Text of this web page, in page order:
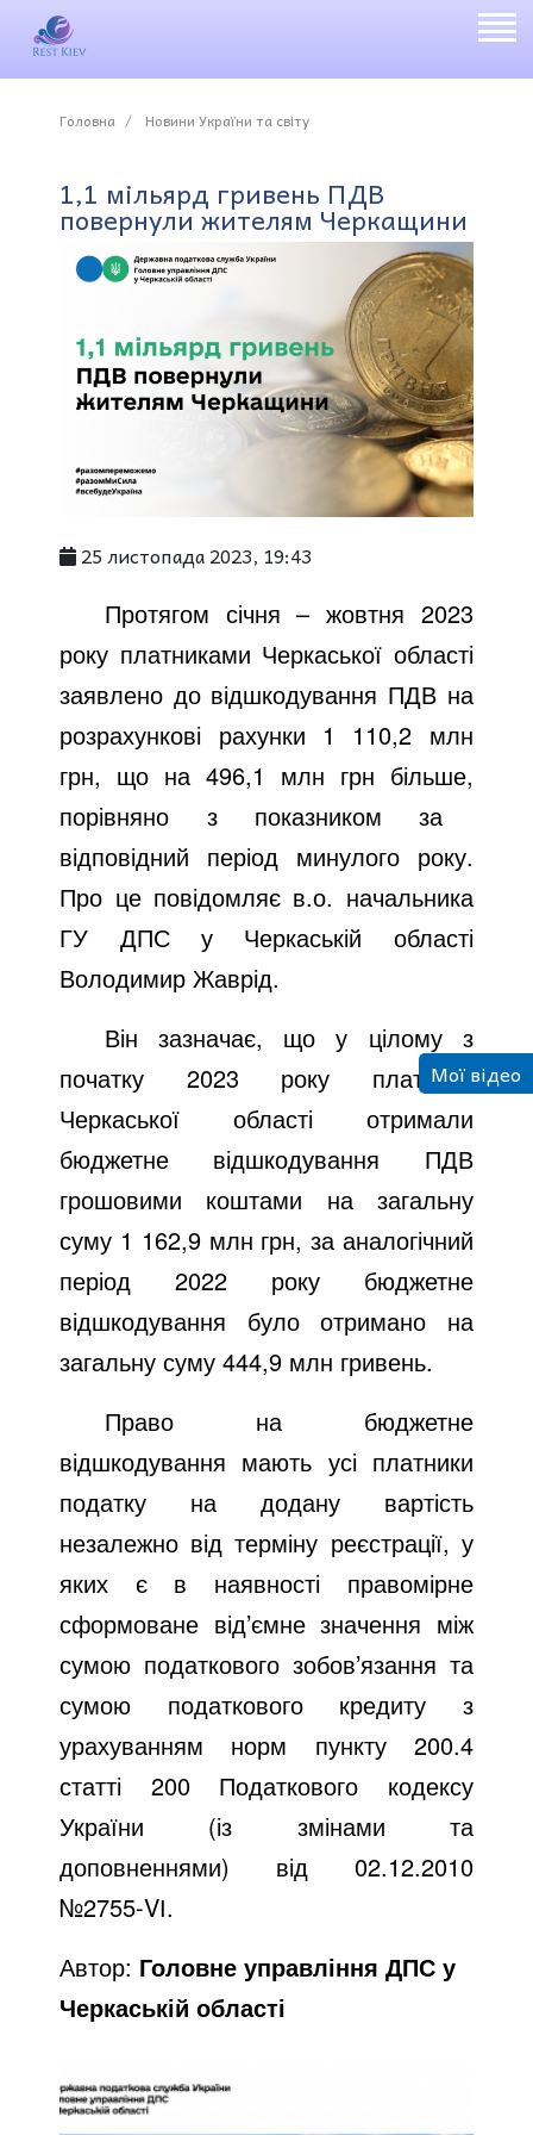
Головна Новини України та світу
1,1 мільярд гривень ПДВ
повернули жителям Черкащини
25 листопада 2023, 19:43
Протягом січня – жовтня 2023
року платниками Черкаської області
заявлено до відшкодування ПДВ на
розрахункові рахунки 1
110,2 млн
грн, що на 496,1 млн грн більше,
порівняно з показником за
відповідний період минулого року.
Про це повідомляє в.о. начальника
ГУ ДПС у Черкаській області
Володимир Жаврід.
Він зазначає, що у цілому з
початку 2023 року платники
Черкаської області отримали
бюджетне відшкодування ПДВ
грошовими коштами на загальну
суму 1 162,9 млн грн, за аналогічний
період 2022 року бюджетне
відшкодування було отримано на
загальну суму 444,9 млн гривень.
Право на бюджетне
відшкодування мають усі платники
податку на додану вартість
незалежно від терміну реєстрації, у
яких є в наявності правомірне
сформоване від’ємне значення між
сумою податкового зобов’язання та
сумою податкового кредиту з
урахуванням норм пункту 200.4
статті 200 Податкового кодексу
України (із змінами та
доповненнями) від 02.12.2010
№2755-VІ.
Автор: Головне управління ДПС у
Черкаській області
Мої відео